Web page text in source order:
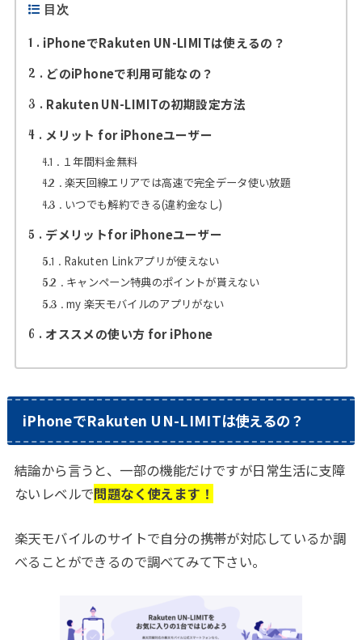
目次
1 iPhoneでRakuten UN-LIMITは使えるの？
2 どのiPhoneで利用可能なの？
3 Rakuten UN-LIMITの初期設定方法
4 メリット for iPhoneユーザー
4.1 １年間料金無料
4.2 楽天回線エリアでは高速で完全データ使い放題
4.3
いつでも解約できる(違約金なし)
5
デメリットfor iPhoneユーザー
5.1 Rakuten Linkアプリが使えない
5.2 キャンペーン特典のポイントが貰えない
5.3
my 楽天モバイルのアプリがない
6
オススメの使い方 for iPhone
iPhoneでRakuten UN-LIMITは使えるの？
結論から言うと、一部の機能だけですが日常生活に支障
ないレベルで問題なく使えます！
楽天モバイルのサイトで自分の携帯が対応しているか調
べることができるので調べてみて下さい。